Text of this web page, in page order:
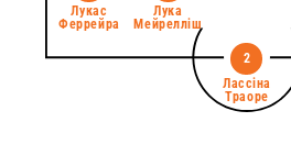
Лукас
Феррейра
Лука
Мейрелліш
2
Лассіна
Траоре